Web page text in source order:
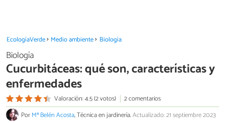
EcologíaVerde Medio ambiente Biología
Biología
Cucurbitáceas: qué son, características y
enfermedades
Valoración: 4.5 (2 votos)
2 comentarios
PorMª Belén Acosta, Técnica en jardinería.Actualizado: 21 septiembre 2023